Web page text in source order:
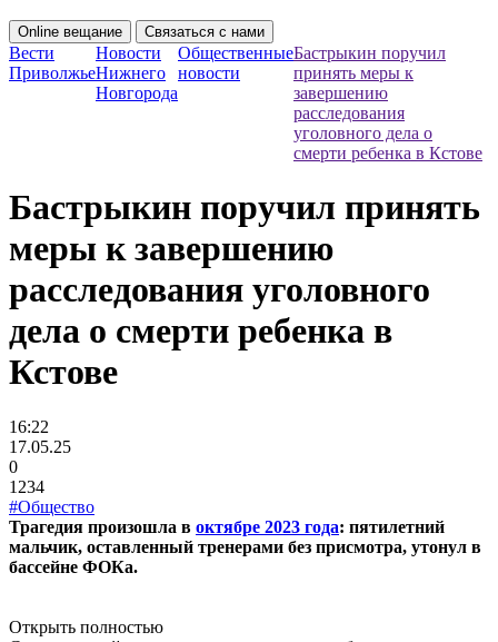
Online вещание Связаться с нами
Вести
Приволжье
Новости
Нижнего
Новгорода
Общественные
новости
Бастрыкин поручил
принять меры к
завершению
расследования
уголовного дела о
смерти ребенка в Кстове
Бастрыкин поручил принять
меры к завершению
расследования уголовного
дела о смерти ребенка в
Кстове
16:22
17.05.25
0
1234
#Общество
Трагедия произошла в октябре 2023 года: пятилетний
мальчик, оставленный тренерами без присмотра, утонул в
бассейне ФОКа.
Открыть полностью